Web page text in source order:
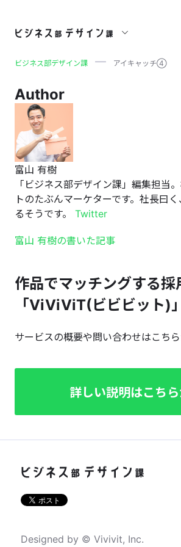
アイキャッチ④
ビジネス部デザイン課 アイキャッチ④
Author
富山 有樹
「ビジネス部デザイン課」編集担当
トのたぶんマーケターです。社長曰
るそうです。 Twitter
富山 有樹の書いた記事
作品でマッチングする採
「ViViViT(ビビビット)」
サービスの概要や問い合わせはこち
詳しい説明はこち
Designed by © Vivivit, Inc.